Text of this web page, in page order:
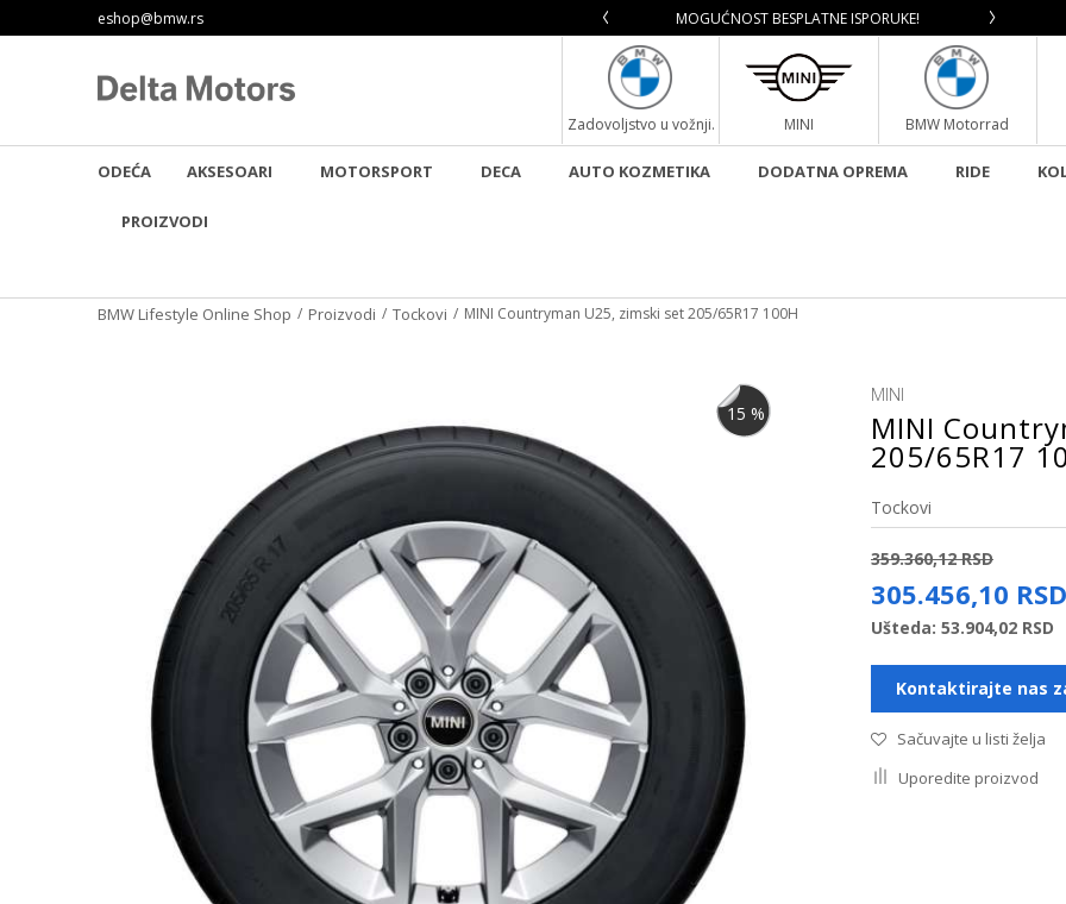
eshop@bmw.rs
BESPLATNE ISPORUKE! MOGUĆNOST BESPLATNE ISPORUKE!
Zadovoljstvo u vožnji. MINI BMW Motorrad
ODEĆA AKSESOARI MOTORSPORT DECA AUTO KOZMETIKA DODATNA OPREMA RIDE
PROIZVODI
BMW Lifestyle Online Shop
Proizvodi Tockovi MINI Countryman U25, zimski set 205/65R17 100H
15 %
MINI
MINI
205/65R17
Tockovi
359.360,12 RSD
305.456,10 RSD
Ušteda: 53.904,02 RSD
Kontaktirajte nas
Sačuvajte u listi želja
Uporedite proizvod